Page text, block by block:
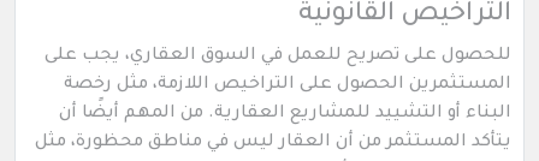
التراخيص القانونية
للحصول على تصريح للعمل في السوق العقاري، يجب على
المستثمرين الحصول على التراخيص اللازمة، مثل رخصة
البناء أو التشييد للمشاريع العقارية. من المهم أيضًا أن
يتأكد المستثمر من أن العقار ليس في مناطق محظورة، مثل